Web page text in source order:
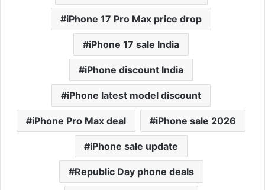
iPhone 17 Pro Max price drop
iPhone 17 sale India
iPhone discount India
iPhone latest model discount
iPhone Pro Max deal iPhone sale 2026
iPhone sale update
Republic Day phone deals